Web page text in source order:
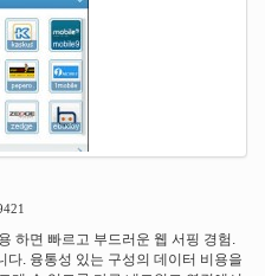
하면 빠르고 부드러운 웹 서핑 경험.
. 융통성 있는 구성의 데이터 비용을